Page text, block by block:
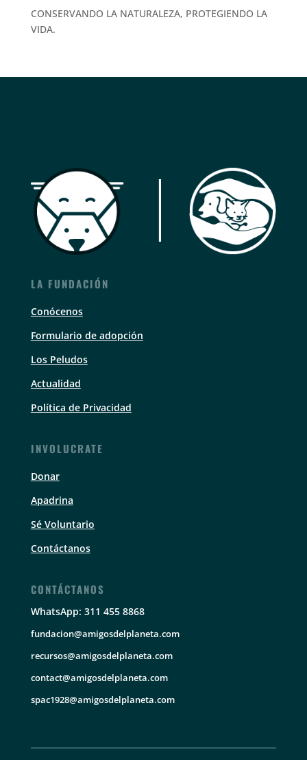
CONSERVANDO LA NATURALEZA, PROTEGIENDO LA
VIDA.
LA FUNDACIÓN
Conócenos
Formulario de adopción
Los Peludos
Actualidad
Política de Privacidad
INVOLUCRATE
Donar
Apadrina
Sé Voluntario
Contáctanos
CONTÁCTANOS
WhatsApp: 311 455 8868
fundacion@amigosdelplaneta.com
recursos@amigosdelplaneta.com
contact@amigosdelplaneta.com
spac1928@amigosdelplaneta.com